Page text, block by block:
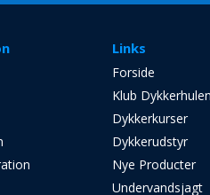
Links
Forside
Klub Dykkerhulen
Dykkerkurser
Dykkerudstyr
Nye Producter
Undervandsjagt